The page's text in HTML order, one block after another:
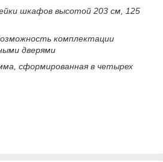
шкафов высотой 203 см, 125
комплектации
дверями
сформированная в четырех